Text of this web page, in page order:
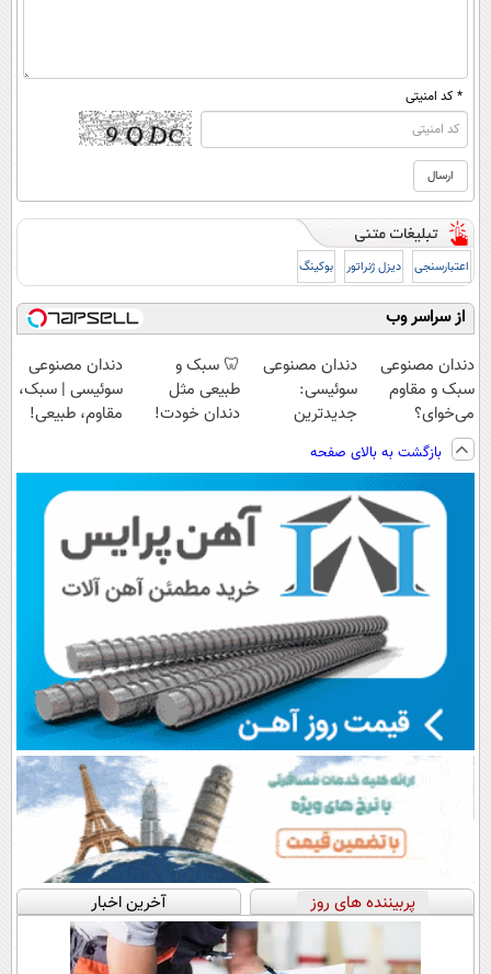
* کد امنیتی
اعتبارسنجی دیزل ژنراتور بوکینگ
از سراسر وب
دندان مصنوعی
سبک و مقاوم
می‌خوای؟
پرداخت اقساطی
هم داریم!😍 |
📍تهران
دندان مصنوعی
سوئیسی:
جدیدترین
سبک و مقاوم |
پرداخت قسطی
🦷 سبک و
طبیعی مثل
دندان خودت!
💳 📍 تهران
دندان مصنوعی
سوئیسی | سبک،
مقاوم، طبیعی!
اقساطی😍
بازگشت به بالای صفحه
پربیننده های روز آخرین اخبار